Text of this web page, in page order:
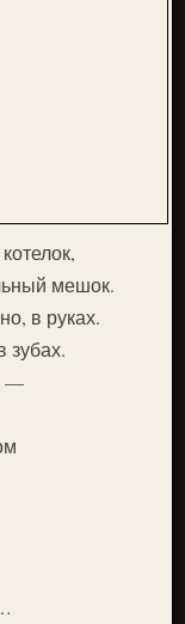
мешок.
в руках.
—